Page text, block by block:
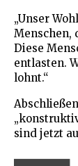
„Unser
Menschen,
Diese
entlasten.
lohnt.“
sind jetzt